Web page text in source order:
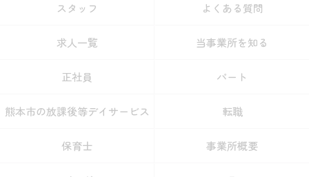
スタッフ よくある質問
求人一覧 当事業所を知る
正社員 パート
熊本市の放課後等デイサービス 転職
保育士 事業所概要